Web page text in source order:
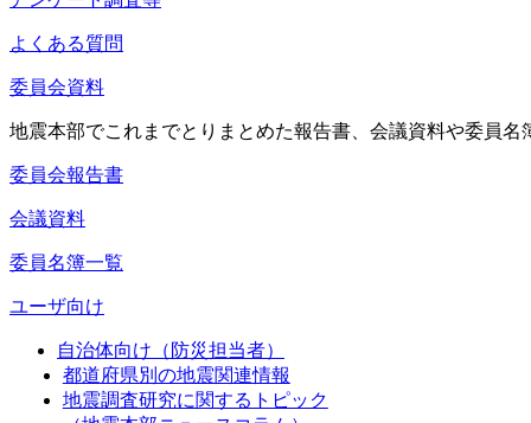
よくある質問
委員会資料
地震本部でこれまでとりまとめた報告書、会議資料や委員名
委員会報告書
会議資料
委員名簿一覧
ユーザ向け
自治体向け（防災担当者）
都道府県別の地震関連情報
地震調査研究に関するトピック